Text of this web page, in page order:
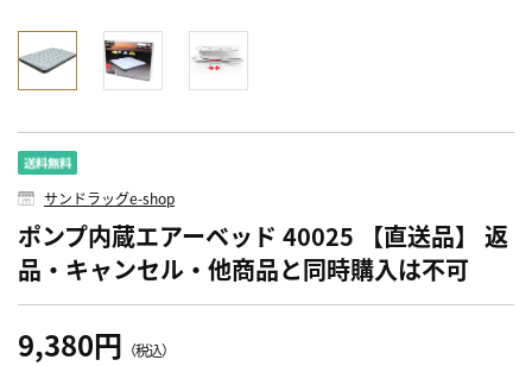
サンドラッグe-shop
ポンプ内蔵エアーベッド 40025 【直送品】 返
品・キャンセル・他商品と同時購入は不可
9,380円 （税込）